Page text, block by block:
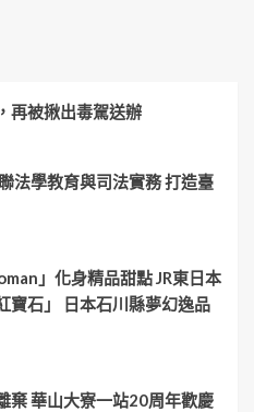
再被揪出毒駕送辦
法學教育與司法實務 打造臺
」化身精品甜點 JR東日本
寶石」 日本石川縣夢幻逸品
棄 華山大寮一站20周年歡慶